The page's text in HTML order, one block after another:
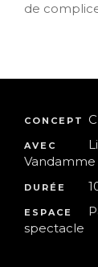
de
CONCEPT
AVEC
DURÉE
ESPACE
spectacle